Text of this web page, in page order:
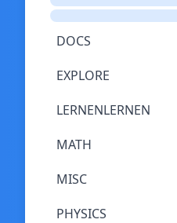
DOCS
EXPLORE
LERNENLERNEN
MATH
MISC
PHYSICS